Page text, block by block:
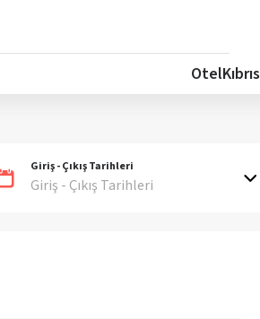
OtelKıbrıs
Giriş - Çıkış Tarihleri
Giriş - Çıkış Tarihleri